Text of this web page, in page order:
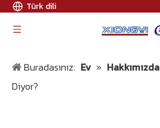
Türk dili
Buradasınız: Ev » Hakkımızda
Diyor?